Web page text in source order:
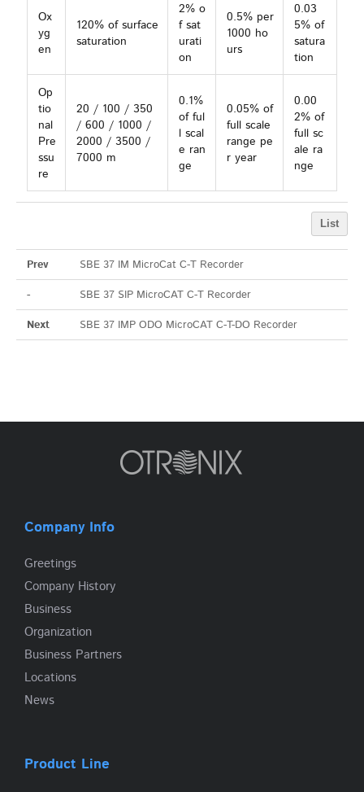
Ox
yg
en
120% of surface
saturation
2% o
f sat
urati
on
0.5% per
1000 ho
urs
0.03
5% of
satura
tion
Op
tio
nal
Pre
ssu
re
20 / 100 / 350
/ 600 / 1000 /
2000 / 3500 /
7000 m
0.1%
of ful
l scal
e ran
ge
0.05% of
full scale
range pe
r year
0.00
2% of
full sc
ale ra
nge
List
Prev
SBE 37 IM MicroCat C-T Recorder
-
SBE 37 SIP MicroCAT C-T Recorder
Next
SBE 37 IMP ODO MicroCAT C-T-DO Recorder
Company Info
Greetings
Company History
Business
Organization
Business Partners
Locations
News
Product Line